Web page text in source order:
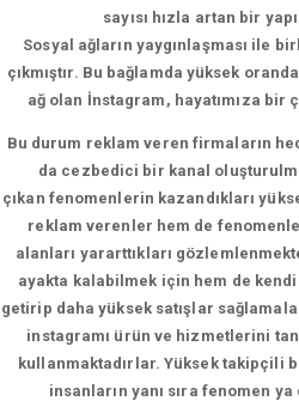
sayısı hızla artan bir
Sosyal ağların yaygınlaşması ile
çıkmıştır. Bu bağlamda yüksek
ağ olan İnstagram, hayatımıza
Bu durum reklam veren firmaların
da cezbedici bir kanal
çıkan fenomenlerin kazandıkları
reklam verenler hem de
alanları yararttıkları
ayakta kalabilmek için hem de
getirip daha yüksek satışlar
instagramı ürün ve hizmetlerini
kullanmaktadırlar. Yüksek takipçili
insanların yanı sıra fenomen